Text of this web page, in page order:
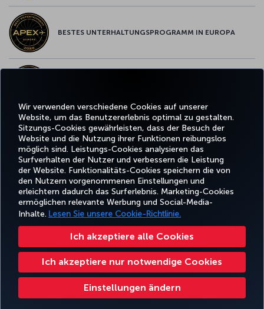
Wir verwenden verschiedene Cookies auf unserer
Website, um das Benutzererlebnis optimal zu gestalten.
Sitzungs-Cookies gewährleisten, dass der Besuch der
Website und die Nutzung ihrer Funktionen reibungslos
möglich sind. Leistungs-Cookies analysieren das
Surfverhalten der Nutzer und verbessern die Leistung
der Website. Funktionalitäts-Cookies speichern die von
den Nutzern vorgenommenen Einstellungen und
erleichtern dadurch das Surferlebnis. Marketing-Cookies
ermöglichen relevante Werbung und Social-Media-
Inhalte. Lesen Sie unsere Cookie-Richtlinie.
Ich akzeptiere alle Cookies
Ich akzeptiere nur notwendige Cookies
Einstellungen ändern
BESTES UNTERHALTUNGSPROGRAMM IN EUROPA
Facebook
TwitterInstagram
YouTubeLinkedIn
TikTokBlog
BUCHEN
UND
VERWALTEN
ERLEBNIS
ANGEBOTE
UND
REISEZIELE
HILFE
TURKISH
AIRLINES
HOLIDAYS
Fluggastrechte Cookie-Einstellungen ändern Rechte betroffener Personen in der EU
32 0 2 620 0 849
Turkish Airlines Copyright © 1996–2025